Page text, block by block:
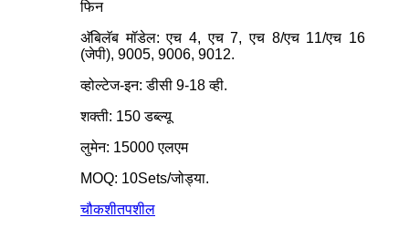
फिन
अ‍ॅबिलॅब मॉडेल: एच 4, एच 7, एच 8/एच 11/एच 16
(जेपी), 9005, 9006, 9012.
व्होल्टेज-इन: डीसी 9-18 व्ही.
शक्ती: 150 डब्ल्यू
लुमेन: 15000 एलएम
MOQ: 10Sets/जोड्या.
चौकशीतपशील